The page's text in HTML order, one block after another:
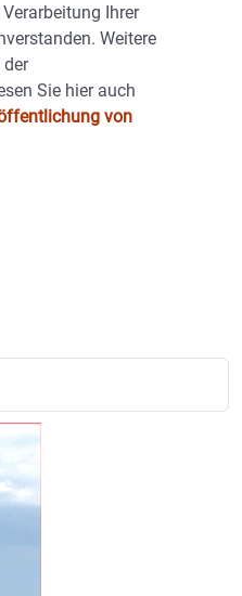
Ihrer
Weitere
Sie hier auch
von